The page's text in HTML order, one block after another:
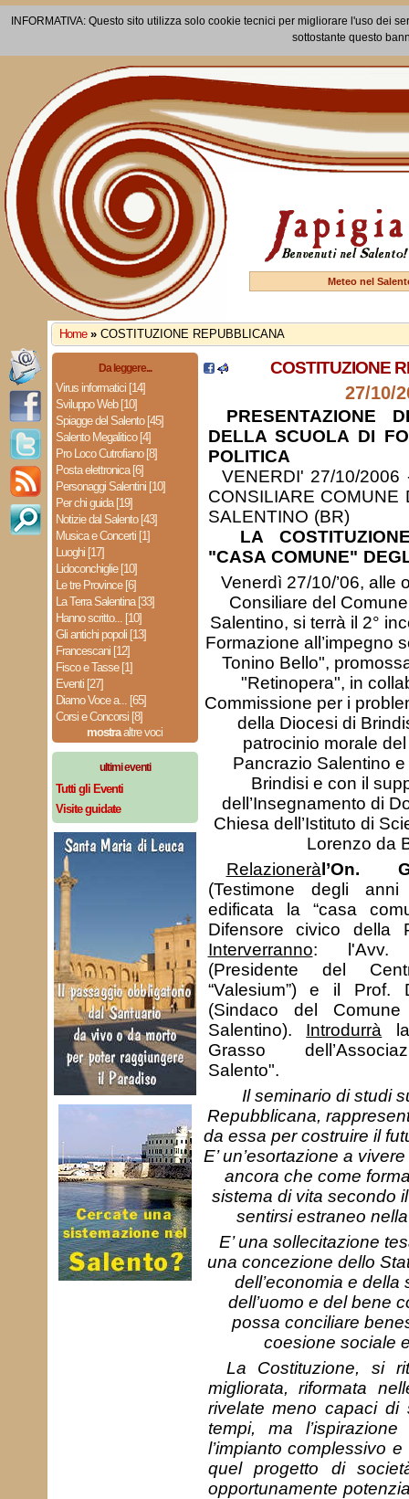
INFORMATIVA: Questo sito utilizza solo cookie tecnici per migliorare l'uso dei
sottostante questo
Meteo nel
Home » COSTITUZIONE REPUBBLICANA
Da leggere...
Virus informatici [14]
Sviluppo Web [10]
Spiagge del Salento [45]
Salento Megalitico [4]
Pro Loco Cutrofiano [8]
Posta elettronica [6]
Personaggi Salentini [10]
Per chi guida [19]
Notizie dal Salento [43]
Musica e Concerti [1]
Luoghi [17]
Lidoconchiglie [10]
Le tre Province [6]
La Terra Salentina [33]
Hanno scritto... [10]
Gli antichi popoli [13]
Francescani [12]
Fisco e Tasse [1]
Eventi [27]
Diamo Voce a... [65]
Corsi e Concorsi [8]
mostraaltre voci
ultimi eventi
Tutti gli Eventi
Visite guidate
COSTITUZIONE
27/10/
PRESENTAZIONE
DELLA SCUOLA DI
POLITICA
VENERDI' 27/10/2006
CONSILIARE COMUNE
SALENTINO (BR)
LA
"CASA COMUNE"
Venerdì 27/10/’06, alle
Consiliare del
Salentino, si terrà il 2°
Formazione all’impegno
Tonino Bello",
"Retinopera", in
Commissione per i
della Diocesi di
patrocinio morale
Pancrazio Salentino
Brindisi e con il
dell’Insegnamento di
Chiesa dell’Istituto di
Lorenzo da
Relazionerà l’On.
(Testimone degli
edificata la “casa
Difensore civico della
Interverranno: l'Avv.
(Presidente del
“Valesium”) e il Prof.
(Sindaco del
Salentino). Introdurrà
Grasso
Salento".
Il seminario di studi
Repubblicana,
da essa per costruire il
E’ un’esortazione a
ancora che come
sistema di vita secondo
sentirsi estraneo nella
E’ una sollecitazione
una concezione dello
dell’economia e della
dell’uomo e del bene
possa conciliare
coesione sociale
La Costituzione, si
migliorata, riformata
rivelate meno capaci
tempi, ma l’ispirazione
l’impianto complessivo
quel progetto di
opportunamente